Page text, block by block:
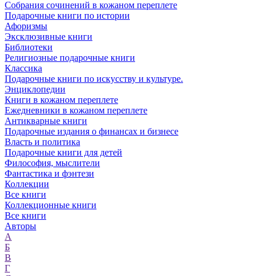
Собрания сочинений в кожаном переплете
Подарочные книги по истории
Афоризмы
Эксклюзивные книги
Библиотеки
Религиозные подарочные книги
Классика
Подарочные книги по искусству и культуре.
Энциклопедии
Книги в кожаном переплете
Ежедневники в кожаном переплете
Антикварные книги
Подарочные издания о финансах и бизнесе
Власть и политика
Подарочные книги для детей
Философия, мыслители
Фантастика и фэнтези
Коллекции
Все книги
Коллекционные книги
Все книги
Авторы
А
Б
В
Г